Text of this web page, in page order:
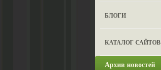
БЛОГИ
КАТАЛОГ САЙТОВ
Архив новостей